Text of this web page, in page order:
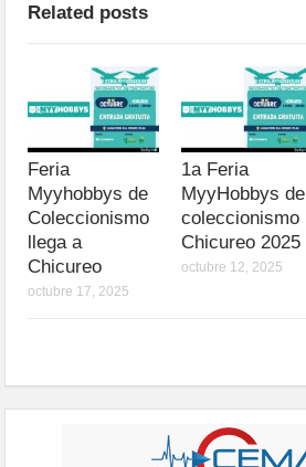
Related posts
Feria
Myyhobbys de
Coleccionismo
llega a
Chicureo
octubre 17, 2025
1a Feria
MyyHobbys de
coleccionismo
Chicureo 2025
octubre 12, 2025